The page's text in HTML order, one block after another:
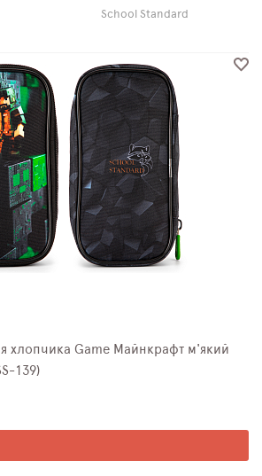
School Standard
хлопчика Game Майнкрафт м'який
139)